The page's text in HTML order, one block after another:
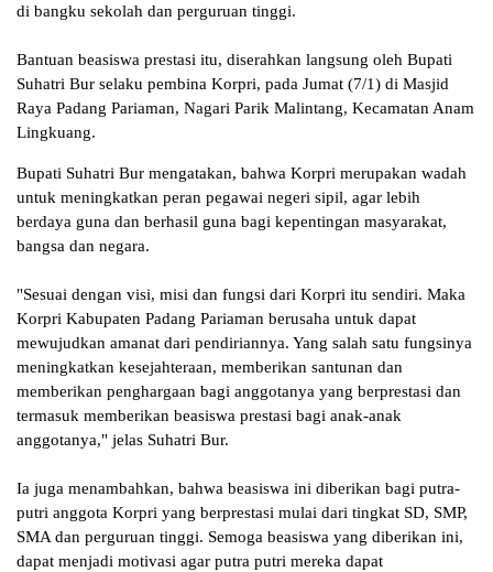
di bangku sekolah dan perguruan tinggi.
Bantuan beasiswa prestasi itu, diserahkan langsung oleh Bupati
Suhatri Bur selaku pembina Korpri, pada Jumat (7/1) di Masjid
Raya Padang Pariaman, Nagari Parik Malintang, Kecamatan Anam
Lingkuang.
Bupati Suhatri Bur mengatakan, bahwa Korpri merupakan wadah
untuk meningkatkan peran pegawai negeri sipil, agar lebih
berdaya guna dan berhasil guna bagi kepentingan masyarakat,
bangsa dan negara.
"Sesuai dengan visi, misi dan fungsi dari Korpri itu sendiri. Maka
Korpri Kabupaten Padang Pariaman berusaha untuk dapat
mewujudkan amanat dari pendiriannya. Yang salah satu fungsinya
meningkatkan kesejahteraan, memberikan santunan dan
memberikan penghargaan bagi anggotanya yang berprestasi dan
termasuk memberikan beasiswa prestasi bagi anak-anak
anggotanya," jelas Suhatri Bur.
Ia juga menambahkan, bahwa beasiswa ini diberikan bagi putra-
putri anggota Korpri yang berprestasi mulai dari tingkat SD, SMP,
SMA dan perguruan tinggi. Semoga beasiswa yang diberikan ini,
dapat menjadi motivasi agar putra putri mereka dapat